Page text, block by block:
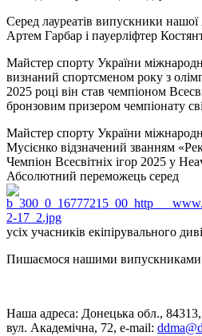
Серед лауреатів випускники нашої
Артем Гарбар і пауерліфтер
Майстер спорту України
визнаний спортсменом року з
2025 році він став чемпіоном
бронзовим призером чемпіонату
Майстер спорту України
Мусієнко відзначений званням
Чемпіон Всесвітніх ігор 2025 у
Абсолютний переможець серед
усіх учасників екіпірувального
Пишаємося нашими
Наша адреса: Донецька обл.,
вул. Академічна, 72, е-mail: